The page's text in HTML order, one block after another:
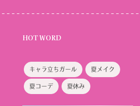
HOT WORD
キャラ立ちガール 夏メイク
夏コーデ 夏休み